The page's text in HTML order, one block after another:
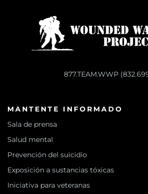
877.TEAM.WWP
MANTENTE INFORMADO
Sala de prensa
Salud mental
Prevención del suicidio
Exposición a sustancias tóxicas
Iniciativa para veteranas